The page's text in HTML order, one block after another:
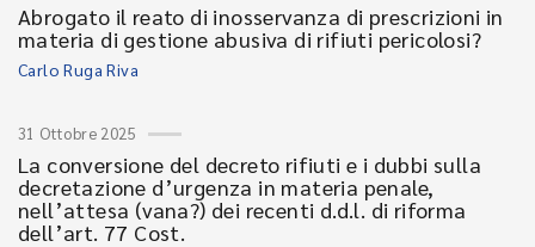
Abrogato il reato di inosservanza di prescrizioni in
materia di gestione abusiva di rifiuti pericolosi?
Carlo Ruga Riva
31 Ottobre 2025
La conversione del decreto rifiuti e i dubbi sulla
decretazione d’urgenza in materia penale,
nell’attesa (vana?) dei recenti d.d.l. di riforma
dell’art. 77 Cost.